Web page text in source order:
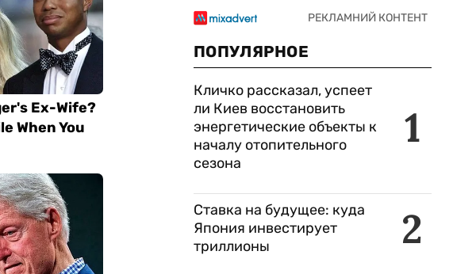
ПОПУЛЯРНОЕ
1
Кличко рассказал, успеет
ли Киев восстановить
энергетические объекты к
началу отопительного
сезона
2
Ставка на будущее: куда
Япония инвестирует
триллионы